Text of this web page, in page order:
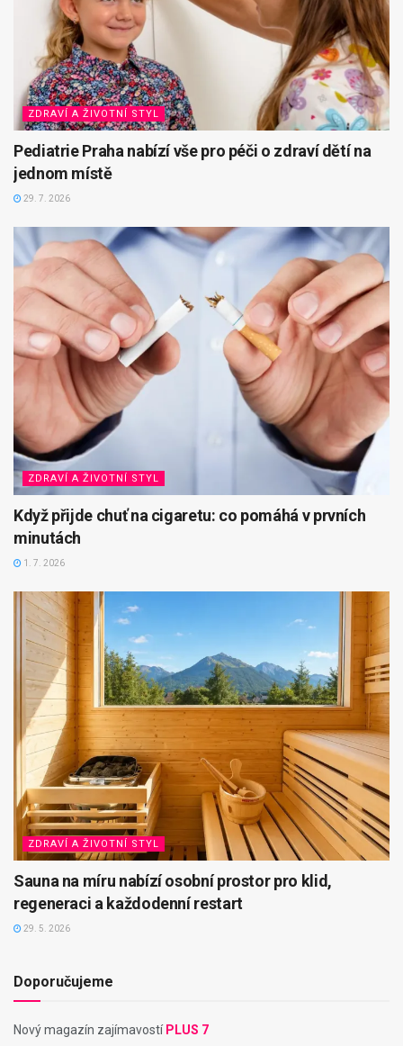
ZDRAVÍ A ŽIVOTNÍ STYL
Pediatrie Praha nabízí vše pro péči o zdraví dětí na
jednom místě
29. 7. 2026
ZDRAVÍ A ŽIVOTNÍ STYL
Když přijde chuť na cigaretu: co pomáhá v prvních
minutách
1. 7. 2026
ZDRAVÍ A ŽIVOTNÍ STYL
Sauna na míru nabízí osobní prostor pro klid,
regeneraci a každodenní restart
29. 5. 2026
Doporučujeme
Nový magazín zajímavostí PLUS 7